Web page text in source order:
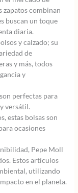
zapatos combinan
buscan un toque
diaria.
y calzado; su
de
y más, todos
y
perfectas para
versátil.
estas bolsas son
ocasiones
Pepe Moll
Estos artículos
utilizando
en el planeta.